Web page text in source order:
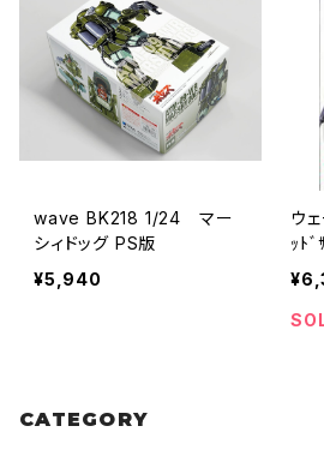
wave BK218 1/24 マー
シィドッグ PS版
¥5,940
ウ
ｯﾄﾞ
CATEGORY